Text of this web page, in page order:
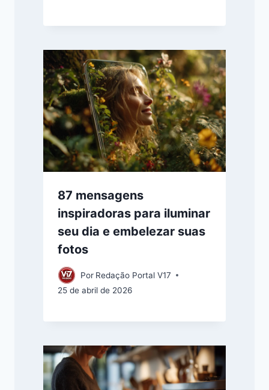
87 mensagens
inspiradoras para iluminar
seu dia e embelezar suas
fotos
Por Redação Portal V17
25 de abril de 2026